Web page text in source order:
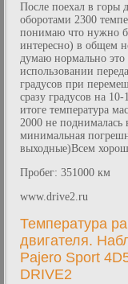
После поехал в горы
оборотами 2300
понимаю что нужно
интересно) в общем
думаю нормально
использовании
градусов при
сразу градусов на
итоге температура
2000 не
минимальная
выходные)Всем
Пробег: 351000 км
www.drive2.ru
Температура
двигателя.
Pajero Sport
DRIVE2